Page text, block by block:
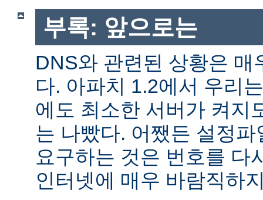
부록: 앞으로는
DNS와 관련된 상황은 매
다. 아파치 1.2에서 우리
에도 최소한 서버가 켜지
는 나빴다. 어쨌든 설정
요구하는 것은 번호를 다
인터넷에 매우 바람직하